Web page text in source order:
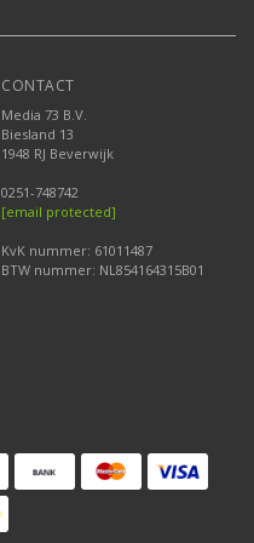
CONTACT
Media 73 B.V.
Biesland 13
1948 RJ Beverwijk
0251-748742
[email protected]
KvK nummer: 61011487
BTW nummer: NL854164315B01